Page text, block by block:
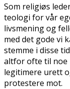
Som religiøs
teologi for vår
livsmening og
med det gode vi
stemme i disse
altfor ofte til noe
legitimere urett
protestere mot.